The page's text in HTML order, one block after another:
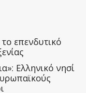
επενδυτικό
Ελληνικό νησί